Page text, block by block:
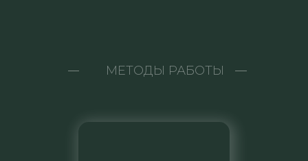
МЕТОДЫ РАБОТЫ